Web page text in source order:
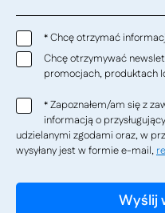
*Chcę otrzymać
Chcę otrzymywać
promocjach, produktach
*Zapoznałem/am się z
informacją o
udzielanymi zgodami oraz, w
wysyłany jest w formie e-mail,